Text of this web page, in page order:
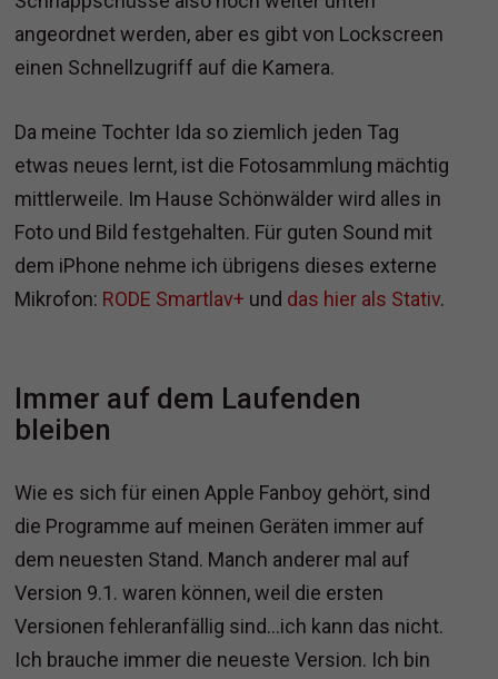
angeordnet werden, aber es gibt von Lockscreen
einen Schnellzugriff auf die Kamera.
Da meine Tochter Ida so ziemlich jeden Tag
etwas neues lernt, ist die Fotosammlung mächtig
mittlerweile. Im Hause Schönwälder wird alles in
Foto und Bild festgehalten. Für guten Sound mit
dem iPhone nehme ich übrigens dieses externe
Mikrofon: RODE Smartlav+ und das hier als Stativ.
Immer auf dem Laufenden
bleiben
Wie es sich für einen Apple Fanboy gehört, sind
die Programme auf meinen Geräten immer auf
dem neuesten Stand. Manch anderer mal auf
Version 9.1. waren können, weil die ersten
Versionen fehleranfällig sind…ich kann das nicht.
Ich brauche immer die neueste Version. Ich bin